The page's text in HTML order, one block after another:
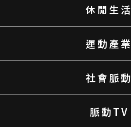
休閒生活
運動產業
社會脈動
脈動TV